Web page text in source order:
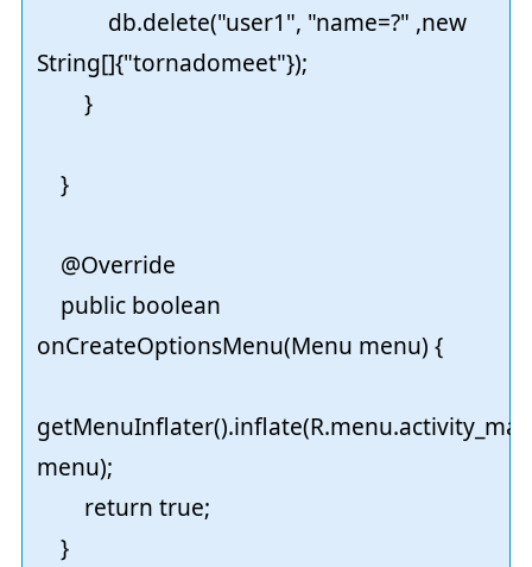
db.delete("user1", "name=?" ,new
String[]{"tornadomeet"});
}
}
@Override
public boolean
onCreateOptionsMenu(Menu menu) {
menu);
return true;
}